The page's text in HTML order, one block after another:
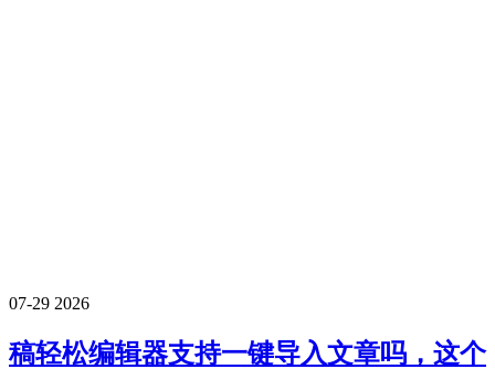
07-29 2026
稿轻松编辑器支持一键导入文章吗，这个